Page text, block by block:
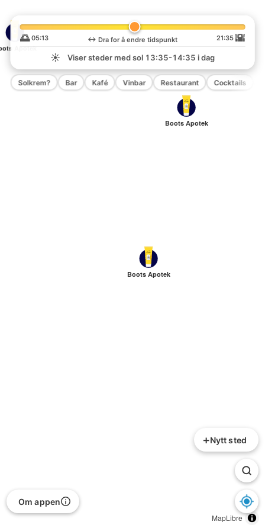
Boots Apotek
Boots Apotek
Apotek
MapLibre
+Nytt sted
🌅 05:13 ↔️ Dra for å endre tidspunkt 21:35 🌇
☀️
Viser steder med sol 13:35-14:35 i dag
Solkrem? Bar Kafé Vinbar Restaurant Cocktails
Om appen